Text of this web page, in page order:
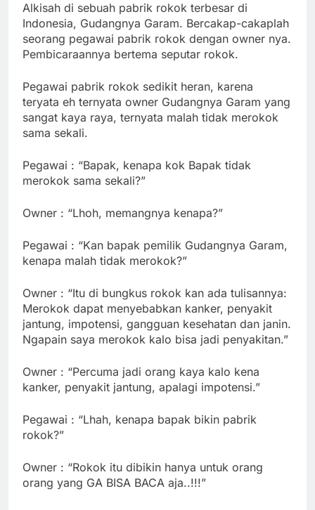
Alkisah di sebuah pabrik rokok terbesar di
Indonesia, Gudangnya Garam. Bercakap-cakaplah
seorang pegawai pabrik rokok dengan owner nya.
Pembicaraannya bertema seputar rokok.
Pegawai pabrik rokok sedikit heran, karena
teryata eh ternyata owner Gudangnya Garam yang
sangat kaya raya, ternyata malah tidak merokok
sama sekali.
Pegawai : “Bapak, kenapa kok Bapak tidak
merokok sama sekali?”
Owner : “Lhoh, memangnya kenapa?”
Pegawai : “Kan bapak pemilik Gudangnya Garam,
kenapa malah tidak merokok?”
Owner : “Itu di bungkus rokok kan ada tulisannya:
Merokok dapat menyebabkan kanker, penyakit
jantung, impotensi, gangguan kesehatan dan janin.
Ngapain saya merokok kalo bisa jadi penyakitan.”
Owner : “Percuma jadi orang kaya kalo kena
kanker, penyakit jantung, apalagi impotensi.”
Pegawai : “Lhah, kenapa bapak bikin pabrik
rokok?”
Owner : “Rokok itu dibikin hanya untuk orang
orang yang GA BISA BACA aja..!!!”